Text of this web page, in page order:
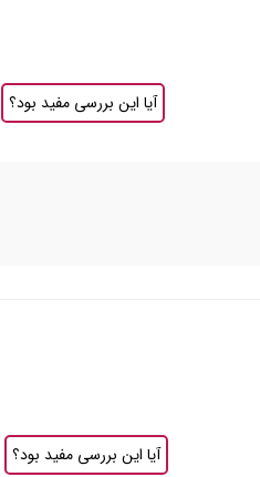
آیا این بررسی مفید بود؟
آیا این بررسی مفید بود؟